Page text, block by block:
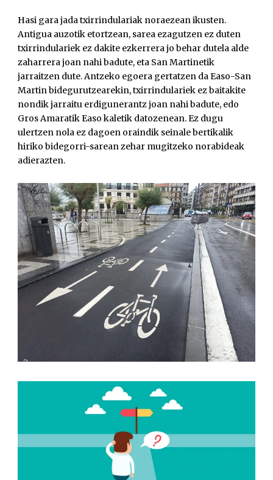
Hasi gara jada txirrindulariak noraezean ikusten.
Antigua auzotik etortzean, sarea ezagutzen ez duten
txirrindulariek ez dakite ezkerrera jo behar dutela alde
zaharrera joan nahi badute, eta San Martinetik
jarraitzen dute. Antzeko egoera gertatzen da Easo-San
Martin bidegurutzearekin, txirrindulariek ez baitakite
nondik jarraitu erdigunerantz joan nahi badute, edo
Gros Amaratik Easo kaletik datozenean. Ez dugu
ulertzen nola ez dagoen oraindik seinale bertikalik
hiriko bidegorri-sarean zehar mugitzeko norabideak
adierazten.